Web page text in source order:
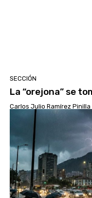
SECCIÓN
La “orejona” se
Carlos Julio Ramírez Pinilla